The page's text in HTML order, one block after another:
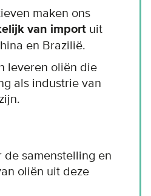
maken ons
van import uit
en Brazilië.
leveren oliën die
als industrie van
de samenstelling en
oliën uit deze